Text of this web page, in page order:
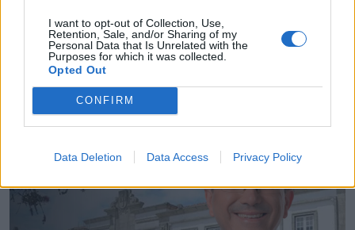
I want to opt-out of Collection, Use,
Retention, Sale, and/or Sharing of my
Personal Data that Is Unrelated with the
Purposes for which it was collected.
Opted Out
CONFIRM
Data Deletion Data Access Privacy Policy
Jogo rende € 2,5 milhões de euros à Câmara de
Espinho
7/08/2026